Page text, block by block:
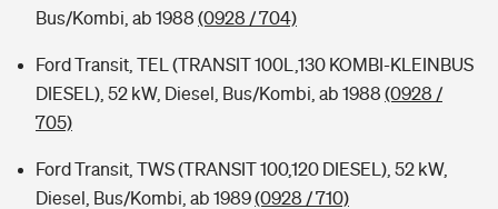
Bus/Kombi, ab 1988 (0928 / 704)
Ford Transit, TEL (TRANSIT 100L,130 KOMBI-KLEINBUS
DIESEL), 52 kW, Diesel, Bus/Kombi, ab 1988 (0928 /
705)
Ford Transit, TWS (TRANSIT 100,120 DIESEL), 52 kW,
Diesel, Bus/Kombi, ab 1989(0928 / 710)